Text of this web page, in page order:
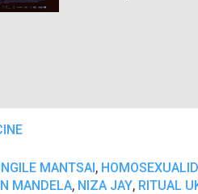
MANTSAI,
MANDELA, NIZA JAY, RITUAL